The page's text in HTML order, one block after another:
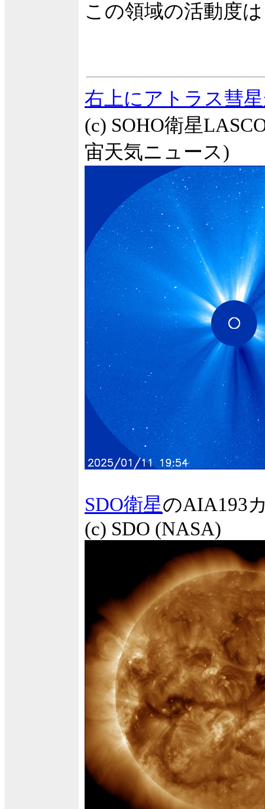
この領域の活動度
右上にアトラス彗
(c) SOHO衛星
宙天気ニュース)
SDO衛星のAIA193
(c) SDO (NASA)